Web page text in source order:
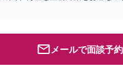
メールで面談予約